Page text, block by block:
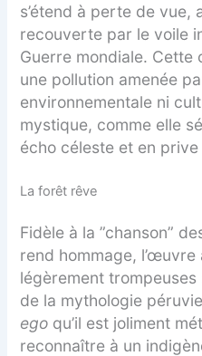
s’étend à perte de vue,
recouverte par le voile
Guerre mondiale. Cette
une pollution amenée
environnementale ni
mystique, comme elle
écho céleste et en prive
La forêt rêve
Fidèle à la ”chanson”
rend hommage,
légèrement trompeuses
de la mythologie
ego qu’il est joliment
reconnaître à un